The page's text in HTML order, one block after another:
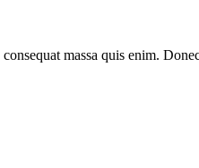
massa quis enim.